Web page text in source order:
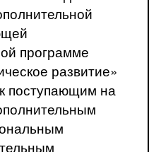
программе
развитие»
поступающим на